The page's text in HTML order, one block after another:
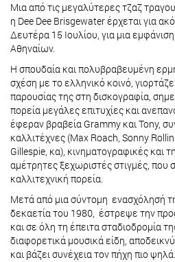
Μια από τις μεγαλύτερες τζαζ
η Dee Dee Brisgewater έρχεται για
Δευτέρα 15 Ιουλίου, για μια
Αθηναίων.
Η σπουδαία και πολυβραβευμένη
σχέση με το ελληνικό κοινό,
παρουσίας της στη δισκογραφία,
πορεία μεγάλες επιτυχίες και
έφεραν βραβεία Grammy και Tony,
καλλιτέχνες (Max Roach, Sonny
Gillespie, κα), κινηματογραφικές και
αμέτρητες ξεχωριστές στιγμές, που
καλλιτεχνική πορεία.
Μετά από μια σύντομη ενασχόλησή
δεκαετία του 1980, έστρεψε την
και σε όλη τη έπειτα σταδιοδρομία
διαφορετικά μουσικά είδη,
και βάζει συνέχεια τον πήχη πιο ψηλά.